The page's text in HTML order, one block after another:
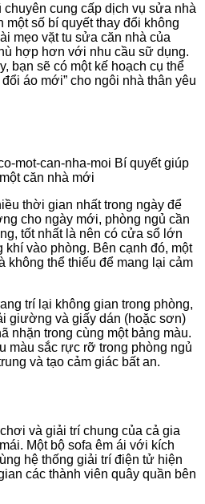
chuyên cung cấp dịch vụ sửa nhà
số bí quyết thay đổi không
mẹo vặt tu sửa căn nhà của
hợp hơn với nhu cầu sữ dụng.
bạn sẽ có một kế hoạch cụ thể
áo mới” cho ngôi nhà thân yêu
thời gian nhất trong ngày để
cho ngày mới, phòng ngủ cần
tốt nhất là nên có cửa sổ lớn
khí vào phòng. Bên cạnh đó, một
thể thiếu để mang lại cảm
trí lại không gian trong phòng,
giường và giấy dán (hoặc sơn)
nhặn trong cùng một bảng màu.
màu sắc rực rỡ trong phòng ngủ
và tạo cảm giác bất an.
và giải trí chung của cả gia
Một bộ sofa êm ái với kích
hệ thống giải trí điện tử hiện
các thành viên quây quần bên